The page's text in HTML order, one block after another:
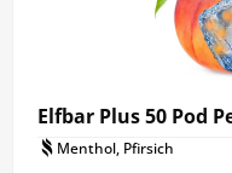
Elfbar Plus 50 Pod
Menthol, Pfirsich